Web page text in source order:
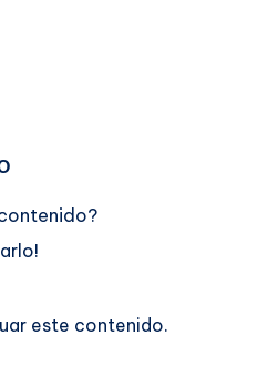
este contenido.